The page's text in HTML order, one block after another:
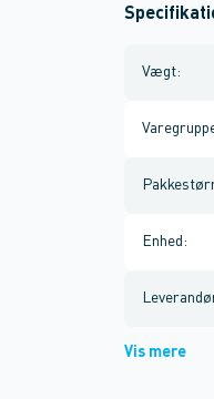
Vægt:
Enhed :
Vis mere